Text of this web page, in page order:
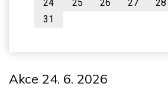
24
25 26 27 28
31
Akce 24. 6. 2026